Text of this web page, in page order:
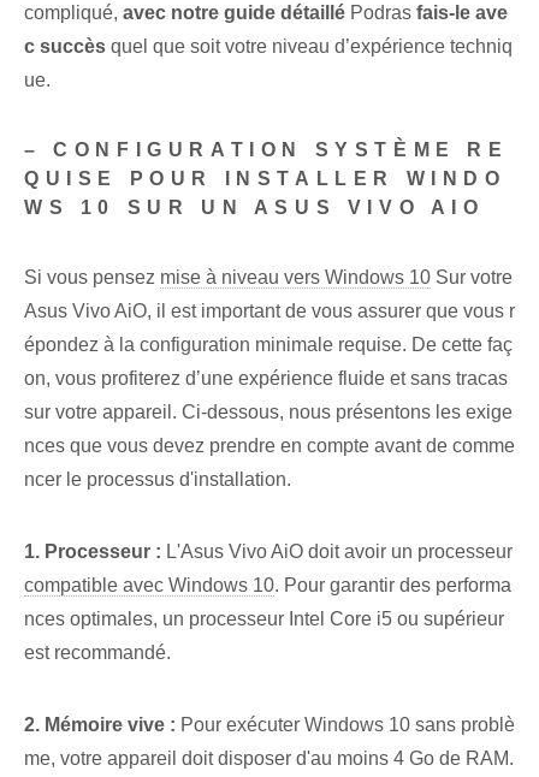
compliqué, avec notre guide détaillé Podras fais-le ave
c succès quel que soit votre niveau d’expérience techniq
ue.
– CONFIGURATION SYSTÈME RE
QUISE POUR INSTALLER WINDO
WS 10 SUR UN ASUS VIVO AIO
Si vous pensez mise à niveau vers Windows 10 Sur votre
Asus Vivo AiO, il est important de vous assurer que vous r
épondez à la configuration minimale requise. De cette faç
on, vous profiterez d’une expérience fluide et sans tracas
sur votre appareil. Ci-dessous, nous présentons les exige
nces que vous devez prendre en compte avant de comme
ncer le processus d'installation.
1. Processeur : L'Asus Vivo AiO doit avoir un processeur
compatible avec Windows 10. Pour garantir des performa
nces optimales, un processeur Intel Core i5 ou supérieur
est recommandé.
2. Mémoire vive : Pour exécuter Windows 10 sans problè
me, votre appareil doit disposer d'au moins 4 Go de RAM.